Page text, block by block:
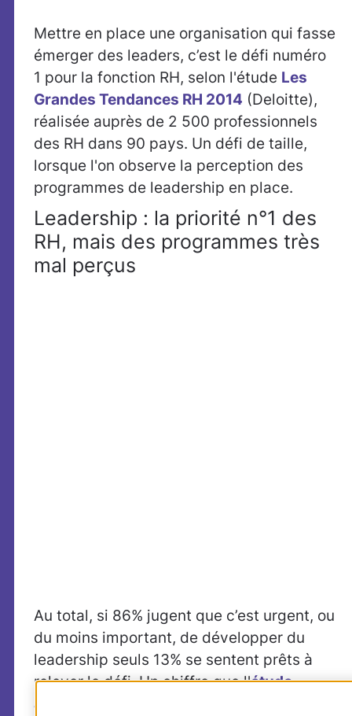
Mettre en place une organisation qui fasse
émerger des leaders, c’est le défi numéro
1 pour la fonction RH, selon l'étude Les
Grandes Tendances RH 2014 (Deloitte),
réalisée auprès de 2 500 professionnels
des RH dans 90 pays. Un défi de taille,
lorsque l'on observe la perception des
programmes de leadership en place.
Leadership : la priorité n°1 des
RH, mais des programmes très
mal perçus
Au total, si 86% jugent que c’est urgent, ou
du moins important, de développer du
leadership seuls 13% se sentent prêts à
relever le défi. Un chiffre que l'étude
annuelle